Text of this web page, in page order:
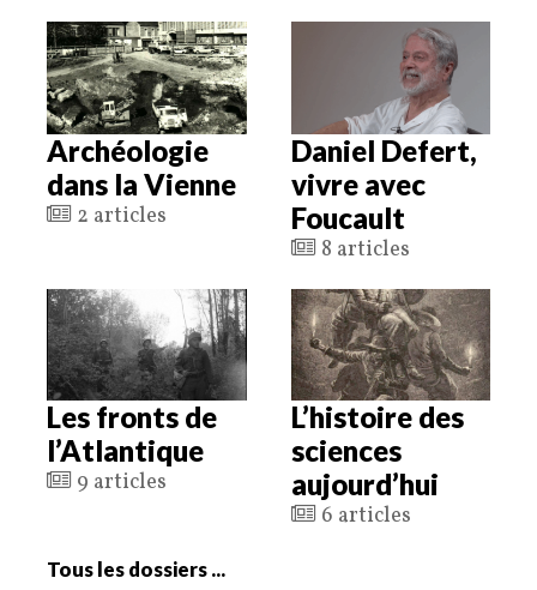
Archéologie
dans la Vienne
2 articles
Daniel Defert,
vivre avec
Foucault
8 articles
Les fronts de
l’Atlantique
9 articles
L’histoire des
sciences
aujourd’hui
6 articles
Tous les dossiers ...